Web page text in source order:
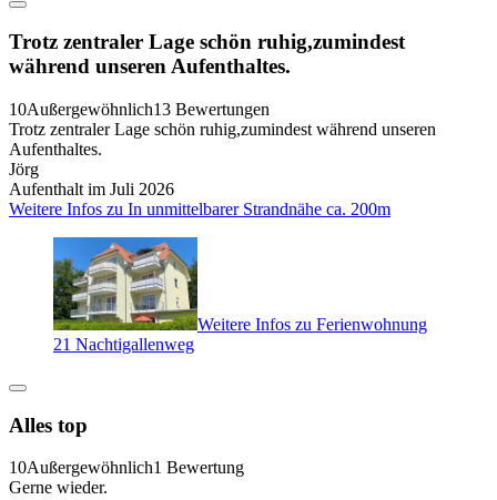
Trotz zentraler Lage schön ruhig,zumindest
während unseren Aufenthaltes.
10Außergewöhnlich13 Bewertungen
Trotz zentraler Lage schön ruhig,zumindest während unseren
Aufenthaltes.
Jörg
Aufenthalt im Juli 2026
Weitere Infos zu In unmittelbarer Strandnähe ca. 200m
Weitere Infos zu Ferienwohnung
21 Nachtigallenweg
Alles top
10Außergewöhnlich1 Bewertung
Gerne wieder.